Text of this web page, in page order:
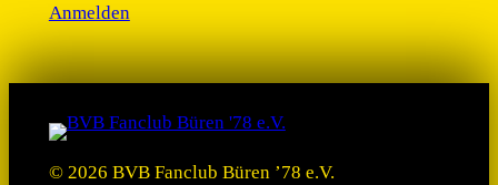
Anmelden
© 2026 BVB Fanclub Büren ’78 e.V.